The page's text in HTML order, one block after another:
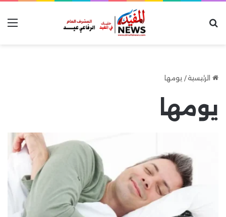
الرئيسية/ يومها
يومها